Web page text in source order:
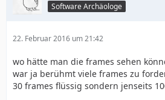
Software Archäologe
22. Februar 2016 um 21:42
wo hätte man die frames sehen
war ja berühmt viele frames zu
30 frames flüssig sondern jenseits